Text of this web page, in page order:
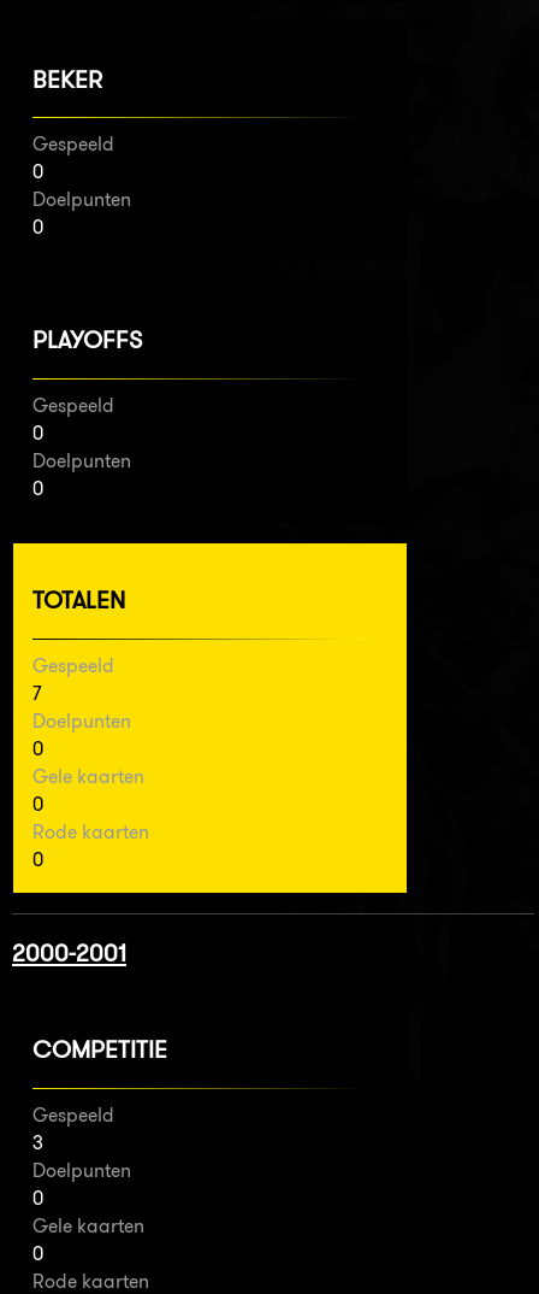
BEKER
Gespeeld
0
Doelpunten
0
PLAYOFFS
Gespeeld
0
Doelpunten
0
TOTALEN
Gespeeld
7
Doelpunten
0
Gele kaarten
0
Rode kaarten
0
2000-2001
COMPETITIE
Gespeeld
3
Doelpunten
0
Gele kaarten
0
Rode kaarten